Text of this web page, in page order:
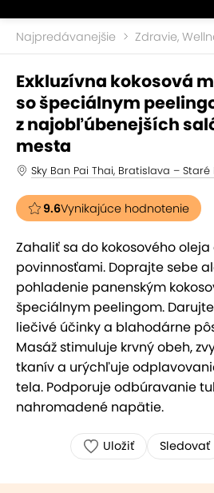
Najpredávanejšie Zdravie,
Exkluzívna kokosová
so špeciálnym
z najobľúbenejších
mesta
Sky Ban Pai Thai, Bratislava – Staré
9.6Vynikajúce hodnotenie
Zahaliť sa do kokosového
povinnosťami. Doprajte sebe
pohladenie panenským
špeciálnym peelingom.
liečivé účinky a blahodárne
Masáž stimuluje krvný obeh,
tkanív a urýchľuje
tela. Podporuje odbúravanie
nahromadené napätie.
Uložiť Sledovať